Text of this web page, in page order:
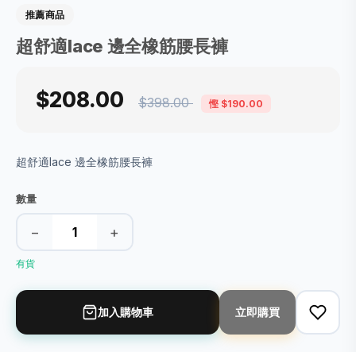
推薦商品
超舒適lace 邊全橡筋腰長褲
$208.00 $398.00 慳 $190.00
超舒適lace 邊全橡筋腰長褲
數量
− +
有貨
加入購物車 立即購買